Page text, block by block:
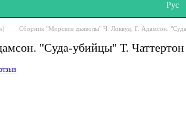
Рус
Сборник "Морские дьяволы" Ч. Локвуд, Г. Адамсон.
"Суда-убийцы" Т. Чаттертон